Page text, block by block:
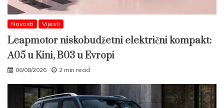
Novosti Vijesti
Leapmotor niskobudžetni električni kompakt:
A05 u Kini, B03 u Evropi
06/08/2026 2 min read